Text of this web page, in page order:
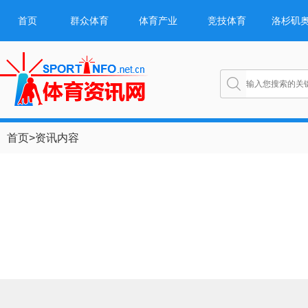
首页 群众体育 体育产业 竞技体育 洛杉矶
首页>资讯内容